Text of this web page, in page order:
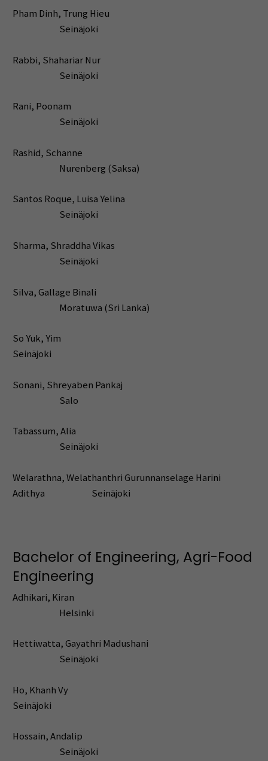
Pham Dinh, Trung Hieu
Seinäjoki
Rabbi, Shahariar Nur
Seinäjoki
Rani, Poonam
Seinäjoki
Rashid, Schanne
Nurenberg (Saksa)
Santos Roque, Luisa Yelina
Seinäjoki
Sharma, Shraddha Vikas
Seinäjoki
Silva, Gallage Binali
Moratuwa (Sri Lanka)
So Yuk, Yim
Seinäjoki
Sonani, Shreyaben Pankaj
Salo
Tabassum, Alia
Seinäjoki
Welarathna, Welathanthri Gurunnanselage Harini
Adithya Seinäjoki
Bachelor of Engineering, Agri-Food
Engineering
Adhikari, Kiran
Helsinki
Hettiwatta, Gayathri Madushani
Seinäjoki
Ho, Khanh Vy
Seinäjoki
Hossain, Andalip
Seinäjoki